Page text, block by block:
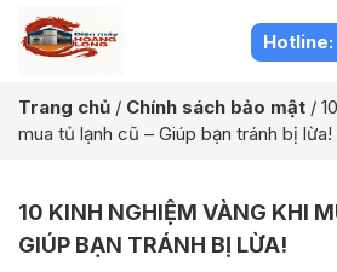
Trang chủ / Chính sách bảo mật /
mua tủ lạnh cũ – Giúp bạn tránh bị lừa!
10 KINH NGHIỆM VÀNG KHI
GIÚP BẠN TRÁNH BỊ LỪA!